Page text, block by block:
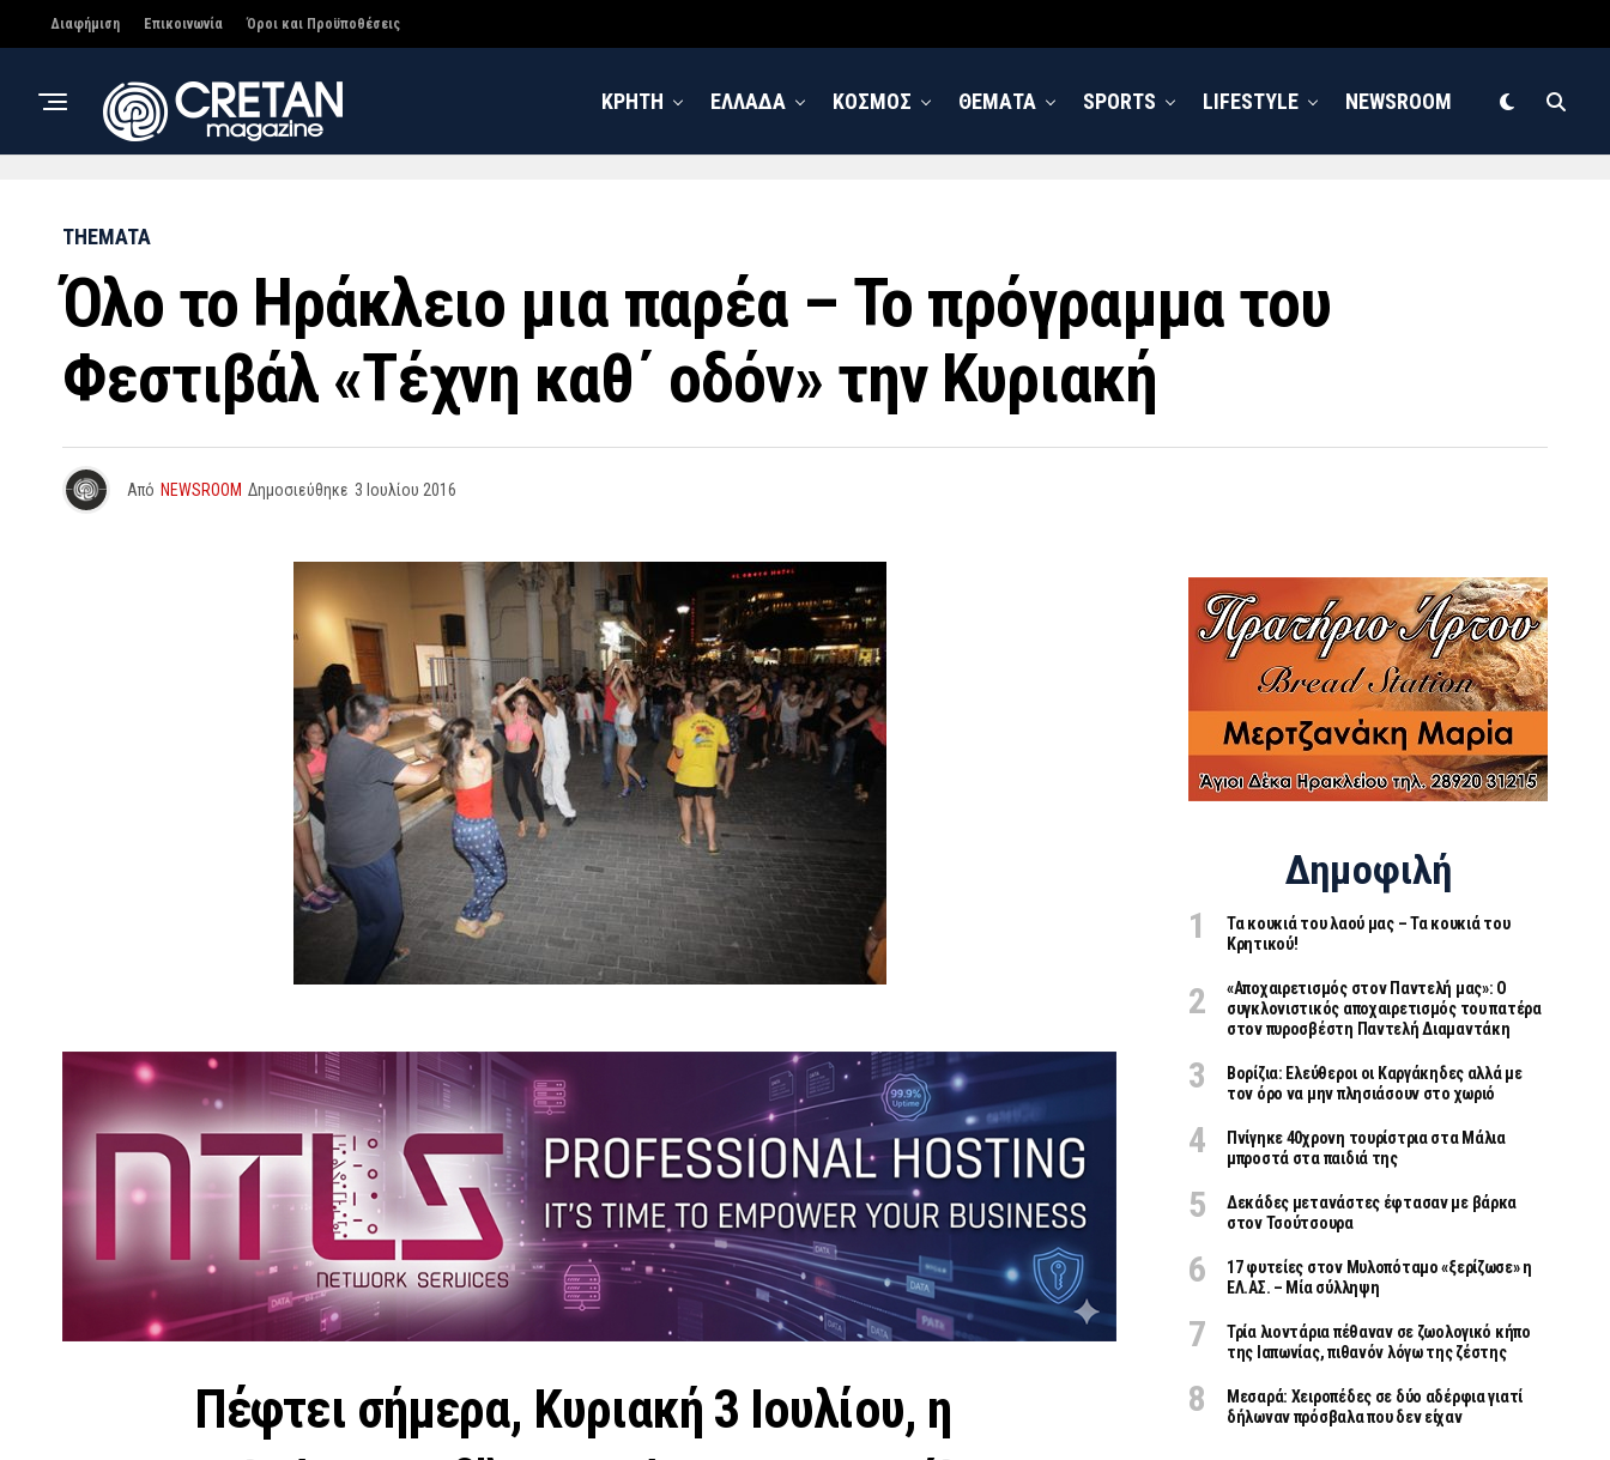
Διαφήμιση Επικοινωνία Όροι και Προϋποθέσεις
ΚΡΗΤΗ ΕΛΛΑΔΑ ΚΟΣΜΟΣ ΘΕΜΑΤΑ SPORTS LIFESTYLE NEWSROOM
THEMATA
Όλο το Ηράκλειο μια παρέα – Το πρόγραμμα του
Φεστιβάλ «Τέχνη καθ΄ οδόν» την Κυριακή
Από NEWSROOM Δημοσιεύθηκε 3 Ιουλίου 2016
Πέφτει σήμερα, Κυριακή 3 Ιουλίου, η
Δημοφιλή
Τα κουκιά του λαού μας – Τα κουκιά του
Κρητικού!
«Aποχαιρετισμός στον Παντελή μας»: Ο
συγκλονιστικός αποχαιρετισμός του πατέρα
στον πυροσβέστη Παντελή Διαμαντάκη
Βορίζια: Ελεύθεροι οι Καργάκηδες αλλά με
τον όρο να μην πλησιάσουν στο χωριό
Πνίγηκε 40χρονη τουρίστρια στα Μάλια
μπροστά στα παιδιά της
Δεκάδες μετανάστες έφτασαν με βάρκα
στον Τσούτσουρα
17 φυτείες στον Μυλοπόταμο «ξερίζωσε» η
ΕΛ.ΑΣ. – Μία σύλληψη
Τρία λιοντάρια πέθαναν σε ζωολογικό κήπο
της Ιαπωνίας, πιθανόν λόγω της ζέστης
Μεσαρά: Χειροπέδες σε δύο αδέρφια γιατί
δήλωναν πρόσβαλα που δεν είχαν